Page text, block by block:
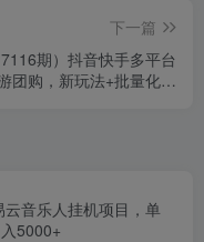
下一篇
7116期）抖音快手多平台
团购，新玩法+批量化操
云音乐人挂机项目，单
5000+